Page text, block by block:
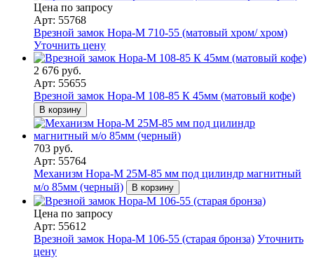
Цена по запросу
Арт: 55768
Врезной замок Нора-М 710-55 (матовый хром/ хром)
Уточнить цену
2 676 руб.
Арт: 55655
Врезной замок Нора-М 108-85 К 45мм (матовый кофе)
В корзину
703 руб.
Арт: 55764
Механизм Нора-М 25М-85 мм под цилиндр магнитный
м/о 85мм (черный)
В корзину
Цена по запросу
Арт: 55612
Врезной замок Нора-М 106-55 (старая бронза) Уточнить
цену